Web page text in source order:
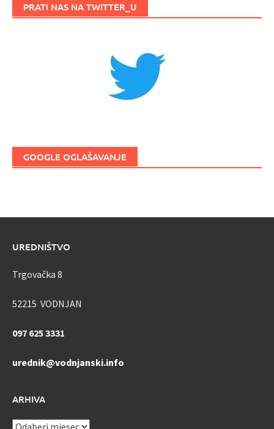
PRATI NAS NA TWITTER_U
GOOGLE OGLAŠAVANJE
UREDNIŠTVO
Trgovačka 8
52215 VODNJAN
097 625 3331
urednik@vodnjanski.info
ARHIVA
ARHIVA